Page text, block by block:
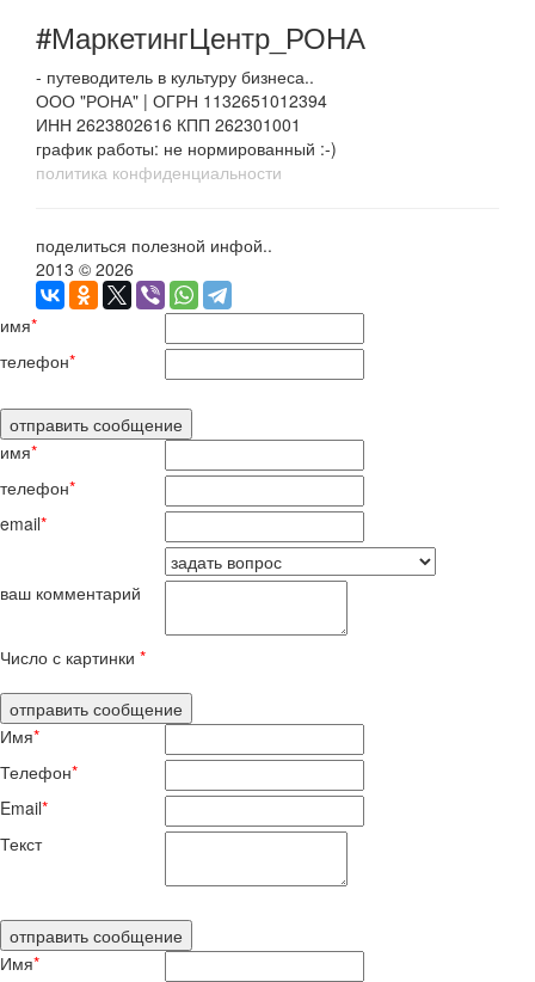
#МаркетингЦентр_РОНА
- путеводитель в культуру бизнеса..
ООО "РОНА" | ОГРН 1132651012394
ИНН 2623802616 КПП 262301001
график работы: не нормированный :-)
политика конфиденциальности
поделиться полезной инфой..
2013 © 2026
имя*
телефон*
имя*
телефон*
email*
ваш комментарий
Число с картинки *
Имя*
Телефон*
Email*
Текст
Имя*